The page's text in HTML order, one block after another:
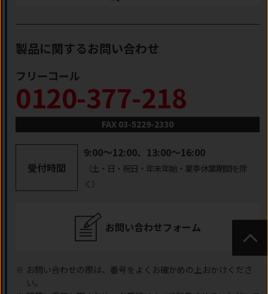
製品に関するお問い合わせ
フリーコール
0120-377-218
FAX 03-5229-2330
受付時間
9:00～12:00、13:00～16:00
（土・日・祝日・年末年始・夏季休業期間を除
く）
お問い合わせフォーム
※ お問い合わせの際は、番号をよくお確かめの上おかけくださ
い。
トップ